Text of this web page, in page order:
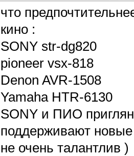
что
кино :
SONY str-dg820
pioneer vsx-818
Denon AVR-1508
Yamaha HTR-6130
SONY и ПИО
поддерживают
не очень талантлив )